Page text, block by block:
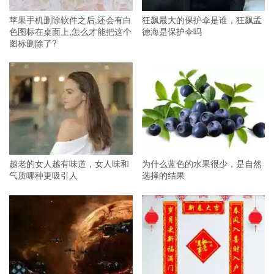
苹果手机删除软件之后,还会有白
色图标在桌面上,怎么才能把这个
图标删除了?
狂飙最大的保护伞是谁，狂飙孟
德海是保护伞吗
越老的女人越有味道，女人味和
气质哪种更吸引人
为什么蓝色的水果很少，是自然
选择的结果